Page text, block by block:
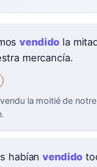
vendido la
mercancía.
la moitié de notre
habíanvendido